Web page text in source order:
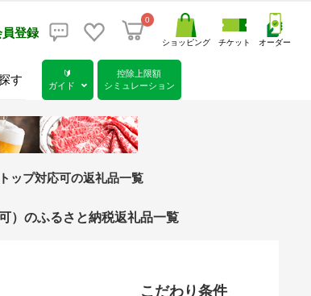
登録
0
ショッピング チケット オーダー
す
🔰
ガイド
控除上限額
シミュレーション
ップ対応可の返礼品一覧
）のふるさと納税返礼品一覧
こだわり条件